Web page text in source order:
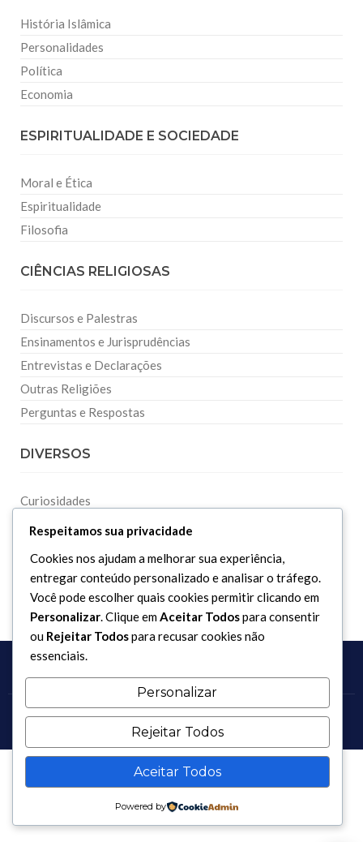
História Islâmica
Personalidades
Política
Economia
ESPIRITUALIDADE E SOCIEDADE
Moral e Ética
Espiritualidade
Filosofia
CIÊNCIAS RELIGIOSAS
Discursos e Palestras
Ensinamentos e Jurisprudências
Entrevistas e Declarações
Outras Religiões
Perguntas e Respostas
DIVERSOS
Curiosidades
Dicionário Islâmico
Copyright 2017 - 2026 / Todos os direitos reservados.
Respeitamos sua privacidade
Cookies nos ajudam a melhorar sua experiência,
entregar conteúdo personalizado e analisar o tráfego.
Você pode escolher quais cookies permitir clicando em
Personalizar. Clique emAceitar Todospara consentir
ou Rejeitar Todospara recusar cookies não
essenciais.
Personalizar
Rejeitar Todos
Aceitar Todos
Powered by